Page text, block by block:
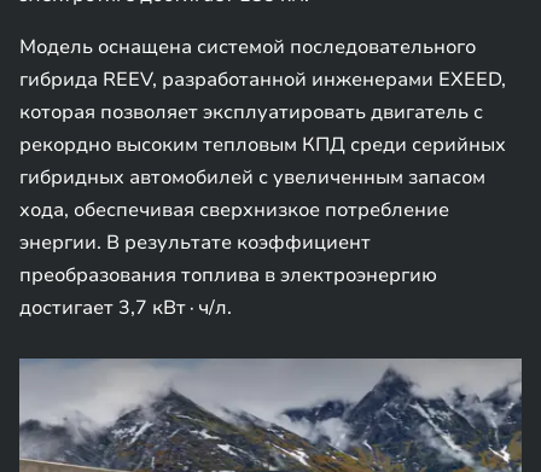
Модель оснащена системой последовательного
гибрида REEV, разработанной инженерами EXEED,
которая позволяет эксплуатировать двигатель с
рекордно высоким тепловым КПД среди серийных
гибридных автомобилей с увеличенным запасом
хода, обеспечивая сверхнизкое потребление
энергии. В результате коэффициент
преобразования топлива в электроэнергию
достигает 3,7 кВт∙ч/л.